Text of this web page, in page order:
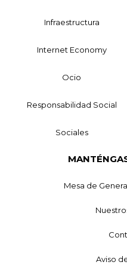
Infraestructura
Internet Economy
Ocio
Responsabilidad Social
Sociales
Mesa de
Aviso